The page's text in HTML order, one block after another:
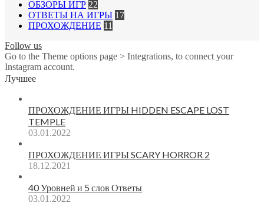
ОБЗОРЫ ИГР 22
ОТВЕТЫ НА ИГРЫ 17
ПРОХОЖДЕНИЕ 11
Follow us
Go to the Theme options page > Integrations, to connect your
Instagram account.
Лучшее
ПРОХОЖДЕНИЕ ИГРЫ HIDDEN ESCAPE LOST
TEMPLE
03.01.2022
ПРОХОЖДЕНИЕ ИГРЫ SCARY HORROR 2
18.12.2021
40 Уровней и 5 слов Ответы
03.01.2022